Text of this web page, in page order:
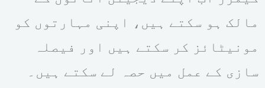
مالک ہو سکتے ہیں، اپنی مہارتوں کو
مونیٹائز کر سکتے ہیں اور فیصلہ
سازی کے عمل میں حصہ لے سکتے ہیں۔